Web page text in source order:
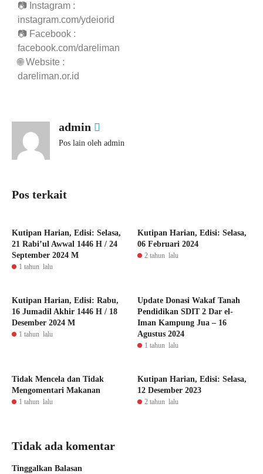
📷 Instagram :
instagram.com/ydeiorid
📷 Facebook :
facebook.com/dareliman
🌐 Website :
dareliman.or.id
admin
Pos lain oleh admin
Pos terkait
Kutipan Harian, Edisi: Selasa,
21 Rabi’ul Awwal 1446 H / 24
September 2024 M
1 tahun lalu
Kutipan Harian, Edisi: Selasa,
06 Februari 2024
2 tahun lalu
Kutipan Harian, Edisi: Rabu,
16 Jumadil Akhir 1446 H / 18
Desember 2024 M
1 tahun lalu
Update Donasi Wakaf Tanah
Pendidikan SDIT 2 Dar el-
Iman Kampung Jua – 16
Agustus 2024
1 tahun lalu
Tidak Mencela dan Tidak
Mengomentari Makanan
1 tahun lalu
Kutipan Harian, Edisi: Selasa,
12 Desember 2023
2 tahun lalu
Tidak ada komentar
Tinggalkan Balasan